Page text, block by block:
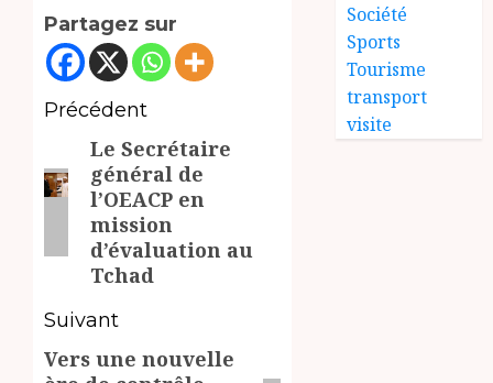
Partagez sur
Navigation
d’article
Précédent
Article
précédent:
Le Secrétaire
général de
l’OEACP en
mission
d’évaluation au
Tchad
Suivant
Article
Vers une nouvelle
Société
Sports
Tourisme
transport
visite